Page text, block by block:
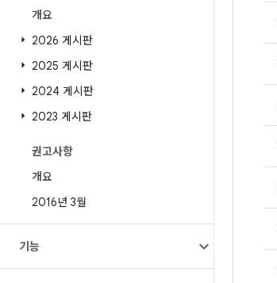
개요
2026 게시판
2025 게시판
2024 게시판
2023 게시판
권고사항
개요
2016년 3월
기능